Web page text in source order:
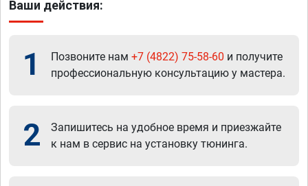
Ваши действия:
1 Позвоните нам +7 (4822) 75-58-60 и получите
профессиональную консультацию у мастера.
2
Запишитесь на удобное время и приезжайте
к нам в сервис на установку тюнинга.